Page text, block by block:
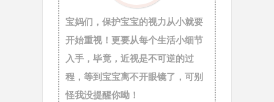
宝妈们，保护宝宝的视力从小就要
开始重视！ 更要从每个生活小细节
入手，毕竟，近视是不可逆的过
程，等到宝宝离不开眼镜了，可别
怪我没提醒你呦！